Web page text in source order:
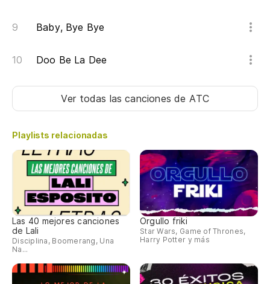
Baby, Bye Bye
Doo Be La Dee
Ver todas las cancionesde ATC
Playlists relacionadas
Las 40 mejores canciones
de Lali
Disciplina, Boomerang, Una
Na...
Orgullo friki
Star Wars, Game of Thrones,
Harry Potter y más